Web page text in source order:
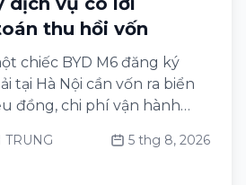
thu hồi vốn
chiếc BYD M6 đăng ký
tại Hà Nội cần vốn ra biển
đồng, chi phí vận hành
khoảng 2,49 triệu
một chiếc MPV xăng 7 chỗ
TRUNG 5 thg 8, 2026